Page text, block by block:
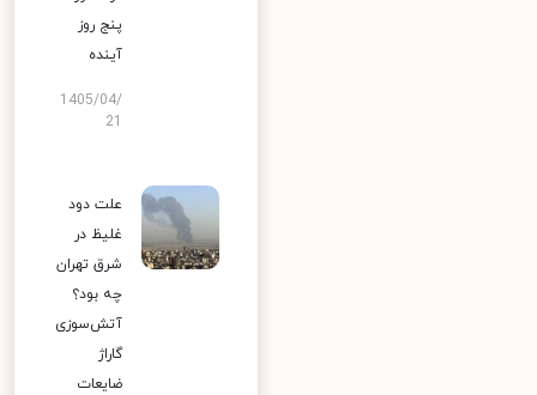
پنج روز
آینده
1405/04/
علت دود
غلیظ در
شرق تهران
چه بود؟
آتش‌سوزی
گاراژ
ضایعات